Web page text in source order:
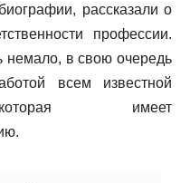
рассказали о
профессии.
немало, в свою очередь
всем известной
имеет